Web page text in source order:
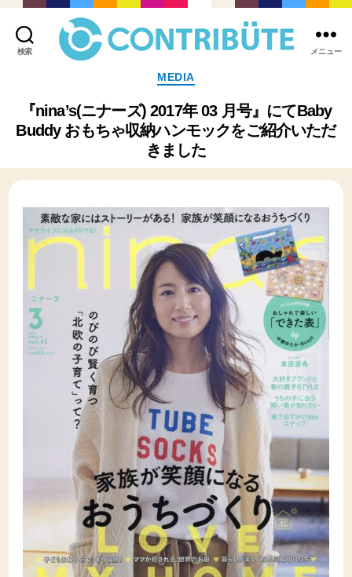
検索
式
社
コ
ン
ト
リ
ュ
ー
ト
(
Contribute,inc.
)
メニュー
カ
テ
ゴ
リ
ー
MEDIA
『nina’s(ニナーズ) 2017年 03 月号』にてBaby
Buddy おもちゃ収納ハンモックをご紹介いただ
きました